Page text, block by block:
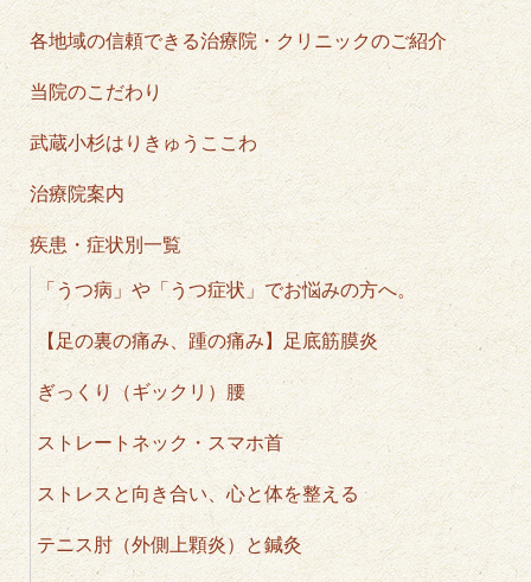
各地域の信頼できる治療院・クリニックのご紹介
当院のこだわり
武蔵小杉はりきゅうここわ
治療院案内
疾患・症状別一覧
「うつ病」や「うつ症状」でお悩みの方へ。
【足の裏の痛み、踵の痛み】足底筋膜炎
ぎっくり（ギックリ）腰
ストレートネック・スマホ首
ストレスと向き合い、心と体を整える
テニス肘（外側上顆炎）と鍼灸